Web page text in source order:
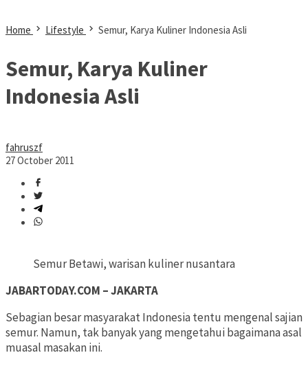
Home Lifestyle Semur, Karya Kuliner Indonesia Asli
Semur, Karya Kuliner
Indonesia Asli
fahruszf
27 October 2011
Semur Betawi, warisan kuliner nusantara
JABARTODAY.COM – JAKARTA
Sebagian besar masyarakat Indonesia tentu mengenal sajian
semur. Namun, tak banyak yang mengetahui bagaimana asal
muasal masakan ini.